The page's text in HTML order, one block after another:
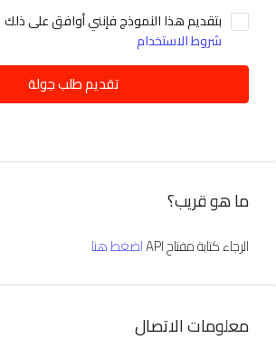
بتقديم هذا النموذج فإنني أوافق على ذلك
شروط الاستخدام
تقديم طلب جولة
ما هو قريب؟
الرجاء كتابة مفتاح API اضغط هنا
معلومات الاتصال